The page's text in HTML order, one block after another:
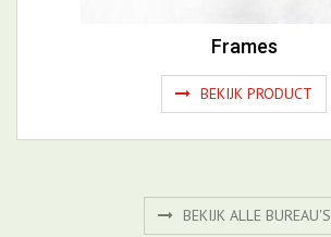
Frames
BEKIJK PRODUCT
BEKIJK ALLE BUREAU'S